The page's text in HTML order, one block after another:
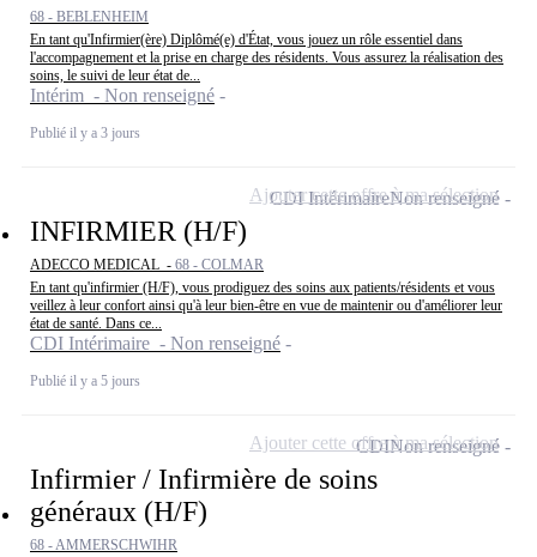
68 - BEBLENHEIM
En tant qu'Infirmier(ère) Diplômé(e) d'État, vous jouez un rôle essentiel dans
l'accompagnement et la prise en charge des résidents. Vous assurez la réalisation des
soins, le suivi de leur état de...
Intérim - Non renseigné
Publié il y a 3 jours
INFIRMIER (H/F)
ADECCO MEDICAL - 68 - COLMAR
En tant qu'infirmier (H/F), vous prodiguez des soins aux patients/résidents et vous
veillez à leur confort ainsi qu'à leur bien-être en vue de maintenir ou d'améliorer leur
état de santé. Dans ce...
CDI Intérimaire - Non renseigné
Publié il y a 5 jours
CDI IntérimaireNon renseigné
Ajouter cette offre à ma sélection
Infirmier / Infirmière de soins
généraux (H/F)
68 - AMMERSCHWIHR
CDINon renseigné
Ajouter cette offre à ma sélection